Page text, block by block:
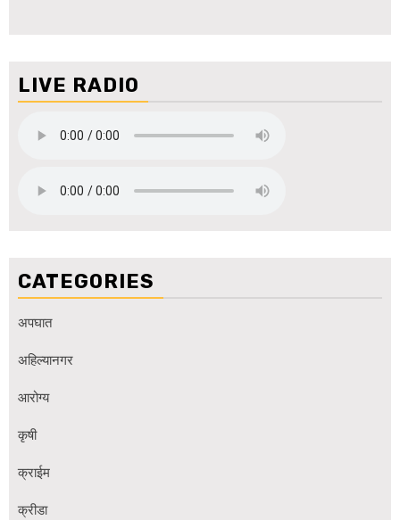
LIVE RADIO
CATEGORIES
अपघात
अहिल्यानगर
आरोग्य
कृषी
क्राईम
क्रीडा